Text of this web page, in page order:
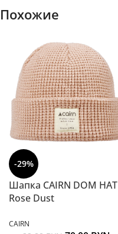
Похожие
-29%
Шапка CAIRN DOM HAT
Rose Dust
CAIRN